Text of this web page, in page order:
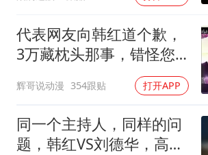
代表网友向韩红道个歉，
3万藏枕头那事，错怪您
辉哥说动漫 354跟贴 打开APP
同一个主持人，同样的问
题，韩红VS刘德华，高下